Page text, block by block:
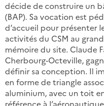
décide de construire un
(BAP). Sa vocation est
d’accueil pour présenter
activités du CSM au
mémoire du site. Claude
Cherbourg-Octeville,
définir sa conception. Il
en forme de triangle
aluminium, avec un toit
référence à